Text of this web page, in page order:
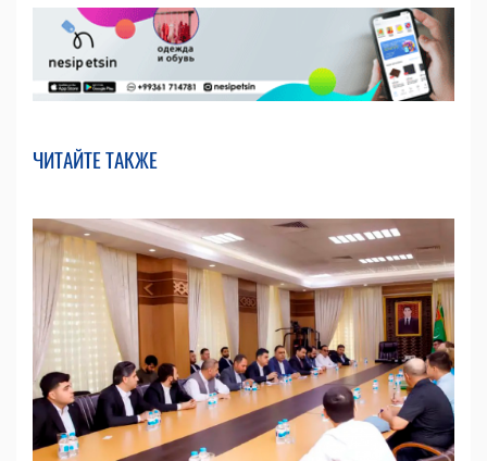
ЧИТАЙТЕ ТАКЖЕ